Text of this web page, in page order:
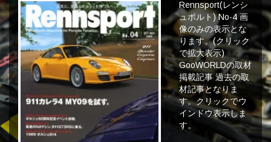
Rennsport(レンシ
ュポルト) No-4 画
像のみの表示とな
ります。(クリック
で拡大表示)
GooWORLDの取材
掲載記事 過去の取
材記事となりま
す。クリックでウ
インドウ表示しま
す。